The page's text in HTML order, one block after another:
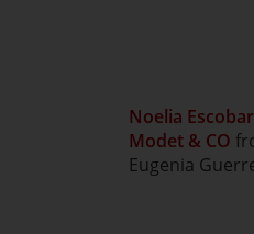
Noelia
Modet & CO
Eugenia